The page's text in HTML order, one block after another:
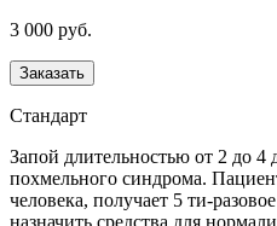
3 000 руб.
Заказать
Стандарт
Запой длительностью от 2 до 4
похмельного синдрома.
человека, получает 5 ти-
назначить средства для